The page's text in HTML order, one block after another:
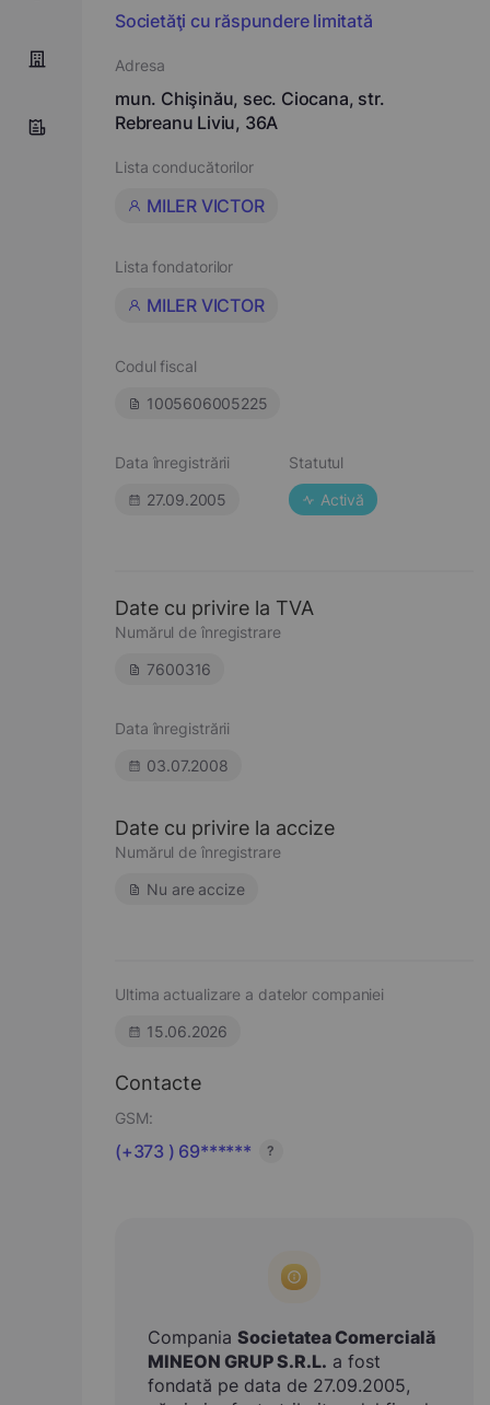
Societăţi cu răspundere limitată
Adresa
mun. Chişinău, sec. Ciocana, str.
Rebreanu Liviu, 36A
Lista conducătorilor
MILER VICTOR
Lista fondatorilor
MILER VICTOR
Codul fiscal
1005606005225
Data înregistrării
27.09.2005
Statutul
Activă
Date cu privire la TVA
Numărul de înregistrare
7600316
Data înregistrării
03.07.2008
Date cu privire la accize
Numărul de înregistrare
Nu are accize
Ultima actualizare a datelor companiei
15.06.2026
Contacte
GSM:
(+373 ) 69****** ?
Compania Societatea Comercială
MINEON GRUP S.R.L. a fost
fondată pe data de 27.09.2005,